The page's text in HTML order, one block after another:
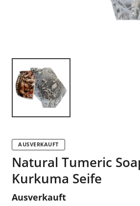
AUSVERKAUFT
Natural Tumeric
Kurkuma Seife
Ausverkauft